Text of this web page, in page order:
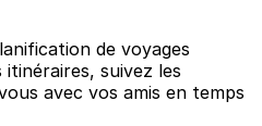
de voyages
suivez les
avec vos amis en temps